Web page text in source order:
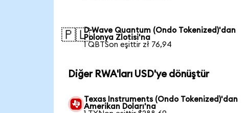
🇵🇱D-Wave Quantum (Ondo Tokenized)'dan
Polonya Zlotisi'na
1 QBTSon eşittir zł 76,94
Diğer RWA'ları USD'ye dönüştür
Texas Instruments (Ondo Tokenized)'dan
Amerikan Doları'na